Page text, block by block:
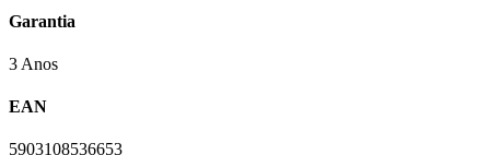
Garantia
3 Anos
EAN
5903108536653